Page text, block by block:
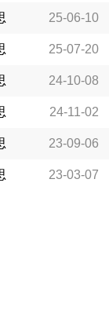
25-06-10
25-07-20
24-10-08
24-11-02
23-09-06
23-03-07